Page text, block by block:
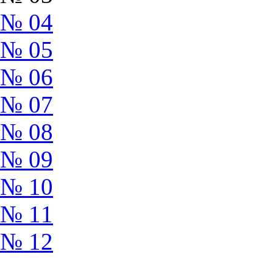
№ 04
№ 05
№ 06
№ 07
№ 08
№ 09
№ 10
№ 11
№ 12